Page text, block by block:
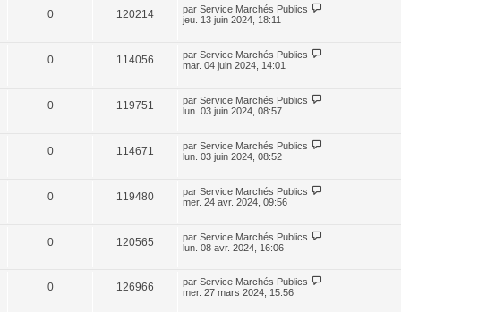
0 120214 par Service Marchés Publics
jeu. 13 juin 2024, 18:11
0 114056 par Service Marchés Publics
mar. 04 juin 2024, 14:01
0 119751 par Service Marchés Publics
lun. 03 juin 2024, 08:57
0 114671 par Service Marchés Publics
lun. 03 juin 2024, 08:52
0 119480 par Service Marchés Publics
mer. 24 avr. 2024, 09:56
0 120565 par Service Marchés Publics
lun. 08 avr. 2024, 16:06
0 126966 par Service Marchés Publics
mer. 27 mars 2024, 15:56